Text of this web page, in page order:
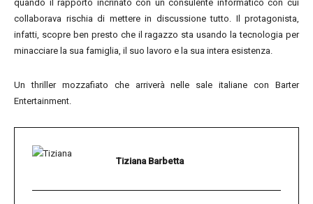
quando il rapporto incrinato con un consulente informatico con cui
collaborava rischia di mettere in discussione tutto. Il protagonista,
infatti, scopre ben presto che il ragazzo sta usando la tecnologia per
minacciare la sua famiglia, il suo lavoro e la sua intera esistenza.
Un thriller mozzafiato che arriverà nelle sale italiane con Barter
Entertainment.
Tiziana Barbetta